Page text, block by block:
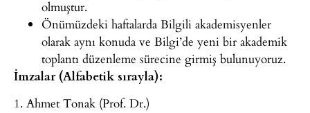
olmuştur.
Önümüzdeki haftalarda Bilgili akademisyenler
olarak aynı konuda ve Bilgi’de yeni bir akademik
toplantı düzenleme sürecine girmiş bulunuyoruz.
İmzalar (Alfabetik sırayla):
1. Ahmet Tonak (Prof. Dr.)